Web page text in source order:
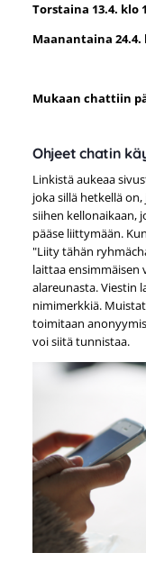
Torstaina 13.4. klo
Maanantaina 24.4.
Mukaan chattiin
Ohjeet chatin
Linkistä aukeaa
joka sillä hetkellä
siihen kellonaikaan,
pääse liittymään.
"Liity tähän
laittaa ensimmäisen
alareunasta. Viestin
nimimerkkiä.
toimitaan
voi siitä tunnistaa.